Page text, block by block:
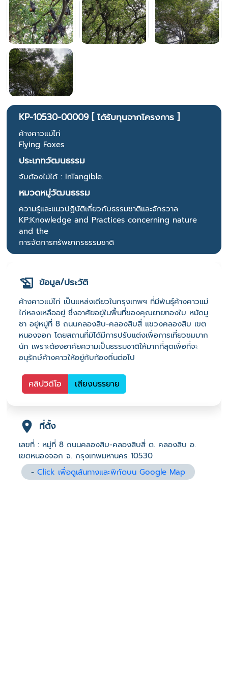
KP-10530-00009 [ ได้รับทุนจากโครงการ ]
ค้างคาวแม่ไก่
Flying Foxes
ประเภทวัฒนธรรม
จับต้องไม่ได้ : InTangible.
หมวดหมู่วัฒนธรรม
ความรู้และแนวปฏิบัติเกี่ยวกับธรรมชาติและจักรวาล
KP:Knowledge and Practices concerning nature
and the
การจัดการทรัพยากรธรรมชาติ
ข้อมูล/ประวัติ
ค้างคาวแม่ไก่ เป็นแหล่งเดียวในกรุงเทพฯ ที่มีพันธุ์ค้างคาวแม่
ไก่หลงเหลืออยู่ ซึ่งอาศัยอยู่ในพื้นที่ของคุณยายทองใบ หมัดมู
ซา อยู่หมู่ที่ 8 ถนนคลองสิบ-คลองสิบสี่ แขวงคลองสิบ เขต
หนองจอก โดยสถานที่มิได้มีการปรับแต่งเพื่อการเที่ยวชมมาก
นัก เพราะต้องอาศัยความเป็นธรรมชาติให้มากที่สุดเพื่อที่จะ
อนุรักษ์ค้างคาวให้อยู่กับท้องถิ่นต่อไป
คลิปวิดีโอ เสียงบรรยาย
ที่ตั้ง
เลขที่ : หมู่ที่ 8 ถนนคลองสิบ-คลองสิบสี่ ต. คลองสิบ อ.
เขตหนองจอก จ. กรุงเทพมหานคร 10530
-Click เพื่อดูเส้นทางและพิกัดบน Google Map